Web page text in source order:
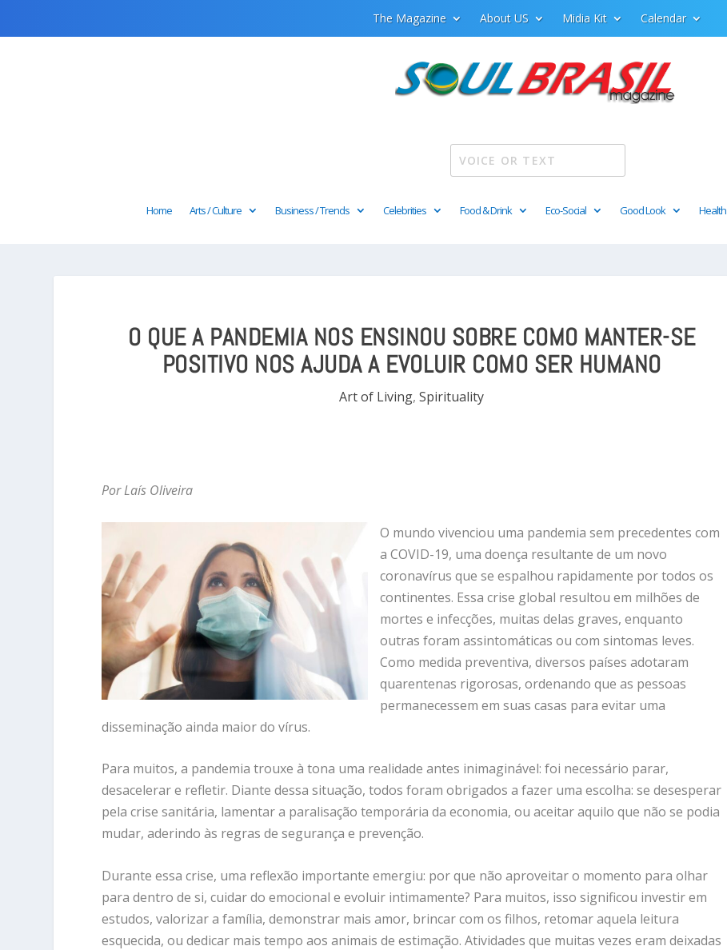
The Magazine About US Midia Kit Calendar
Home Arts / Culture Business / Trends Celebrities Food & Drink Eco-Social Good Look Health
O QUE A PANDEMIA NOS ENSINOU SOBRE COMO MANTER-SE
POSITIVO NOS AJUDA A EVOLUIR COMO SER HUMANO
Art of Living,Spirituality
Por Laís Oliveira
O mundo vivenciou uma pandemia sem precedentes com
a COVID-19, uma doença resultante de um novo
coronavírus que se espalhou rapidamente por todos os
continentes. Essa crise global resultou em milhões de
mortes e infecções, muitas delas graves, enquanto
outras foram assintomáticas ou com sintomas leves.
Como medida preventiva, diversos países adotaram
quarentenas rigorosas, ordenando que as pessoas
permanecessem em suas casas para evitar uma
disseminação ainda maior do vírus.
Para muitos, a pandemia trouxe à tona uma realidade antes inimaginável: foi necessário parar,
desacelerar e refletir. Diante dessa situação, todos foram obrigados a fazer uma escolha: se desesperar
pela crise sanitária, lamentar a paralisação temporária da economia, ou aceitar aquilo que não se podia
mudar, aderindo às regras de segurança e prevenção.
Durante essa crise, uma reflexão importante emergiu: por que não aproveitar o momento para olhar
para dentro de si, cuidar do emocional e evoluir intimamente? Para muitos, isso significou investir em
estudos, valorizar a família, demonstrar mais amor, brincar com os filhos, retomar aquela leitura
esquecida, ou dedicar mais tempo aos animais de estimação. Atividades que muitas vezes eram deixadas